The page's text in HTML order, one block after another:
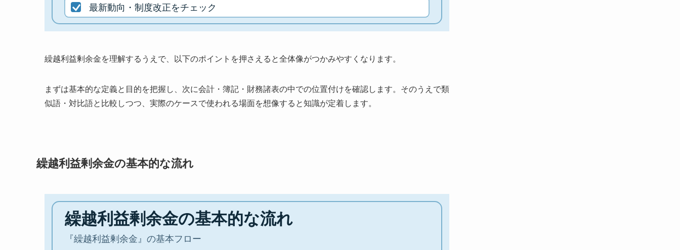
繰越利益剰余金を理解するうえで、以下のポイントを押さえると全体像がつかみやすくなります。
まずは基本的な定義と目的を把握し、次に会計・簿記・財務諸表の中での位置付けを確認します。そのうえで類
似語・対比語と比較しつつ、実際のケースで使われる場面を想像すると知識が定着します。
繰越利益剰余金の基本的な流れ